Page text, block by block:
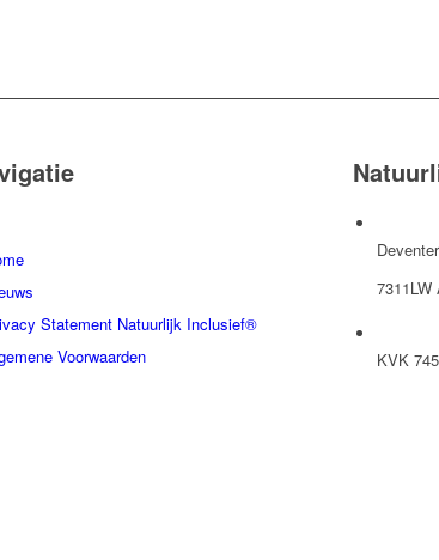
Statement Natuurlijk Inclusief®
Voorwaarden
7311LW
KVK